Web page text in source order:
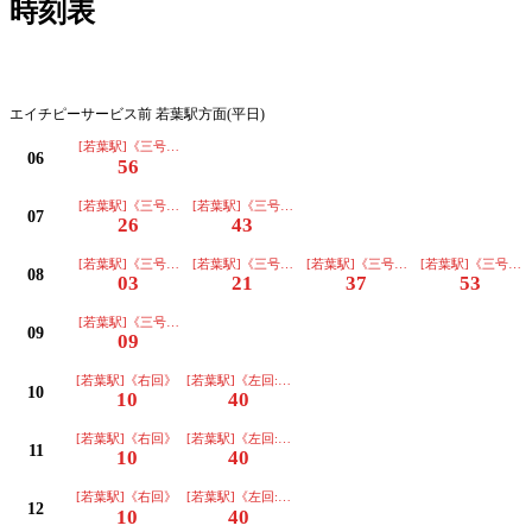
時刻表
エイチピーサービス前 若葉駅方面(平日)
06
[若葉駅]《三号車》
56
07
[若葉駅]《三号車》
26
[若葉駅]《三号車》
43
08
[若葉駅]《三号車》
03
[若葉駅]《三号車》
21
[若葉駅]《三号車》
37
[若葉駅]《三号車
53
09
[若葉駅]《三号車》
09
10
[若葉駅]《右回》
10
[若葉駅]《左回:道路反対側に停車》
40
11
[若葉駅]《右回》
10
[若葉駅]《左回:道路反対側に停車》
40
12
[若葉駅]《右回》
10
[若葉駅]《左回:道路反対側に停車》
40